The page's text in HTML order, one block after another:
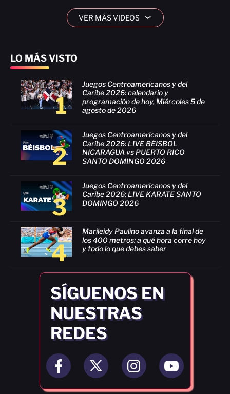
LO MÁS VISTO
1
Juegos Centroamericanos y del
Caribe 2026: calendario y
programación de hoy, Miércoles 5 de
agosto de 2026
2
Juegos Centroamericanos y del
Caribe 2026: LIVE BÉISBOL
NICARAGUA vs PUERTO RICO
SANTO DOMINGO 2026
3
Juegos Centroamericanos y del
Caribe 2026: LIVE KARATE SANTO
DOMINGO 2026
4
Marileidy Paulino avanza a la final de
los 400 metros: a qué hora corre hoy
y todo lo que debes saber
SÍGUENOS EN
NUESTRAS
REDES
VER MÁS VIDEOS ›